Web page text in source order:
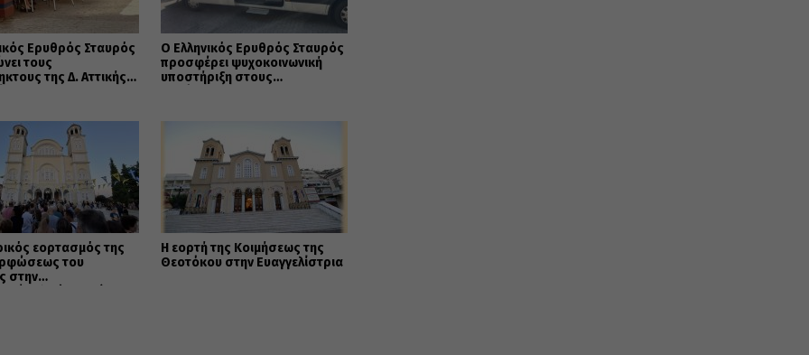
Ερυθρός Σταυρός
τους
της Δ. Αττικής
Ο Ελληνικός Ερυθρός Σταυρός
προσφέρει ψυχοκοινωνική
υποστήριξη στους
εορτασμός της
του
στην
Η εορτή της Κοιμήσεως της
Θεοτόκου στην Ευαγγελίστρια